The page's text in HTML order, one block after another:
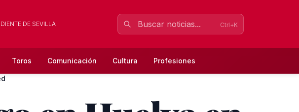
DE SEVILLA Ctrl+K
Toros Comunicación Cultura Profesiones